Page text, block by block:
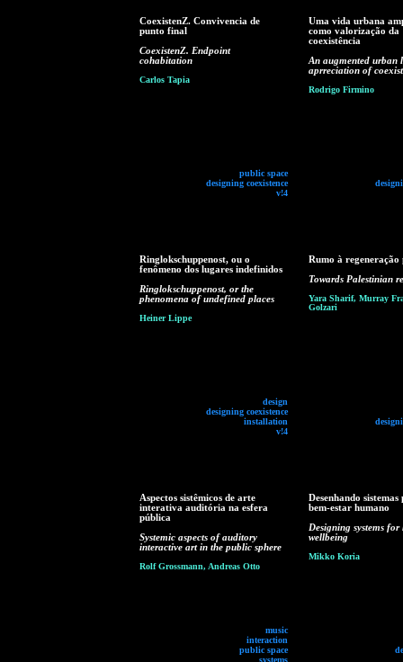
CoexistenZ. Convivencia de
punto final
CoexistenZ. Endpoint
cohabitation
Carlos Tapia
public space
designing coexistence
v!4
Uma vida urbana
como valorização da
coexistência
An augmented urban
aprreciation of
Rodrigo Firmino
Ringlokschuppenost, ou o
fenômeno dos lugares indefinidos
Ringlokschuppenost, or the
phenomena of undefined places
Heiner Lippe
design
designing coexistence
installation
v!4
Rumo à regeneração
Towards Palestinian
Yara Sharif, Murray
Golzari
Aspectos sistêmicos de arte
interativa auditória na esfera
pública
Systemic aspects of auditory
interactive art in the public sphere
Rolf Grossmann, Andreas Otto
music
interaction
public space
systems
Desenhando sistemas
bem-estar humano
Designing systems for
wellbeing
Mikko Koria